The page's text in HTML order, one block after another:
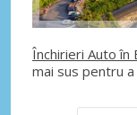
Închirieri Auto în
mai sus pentru